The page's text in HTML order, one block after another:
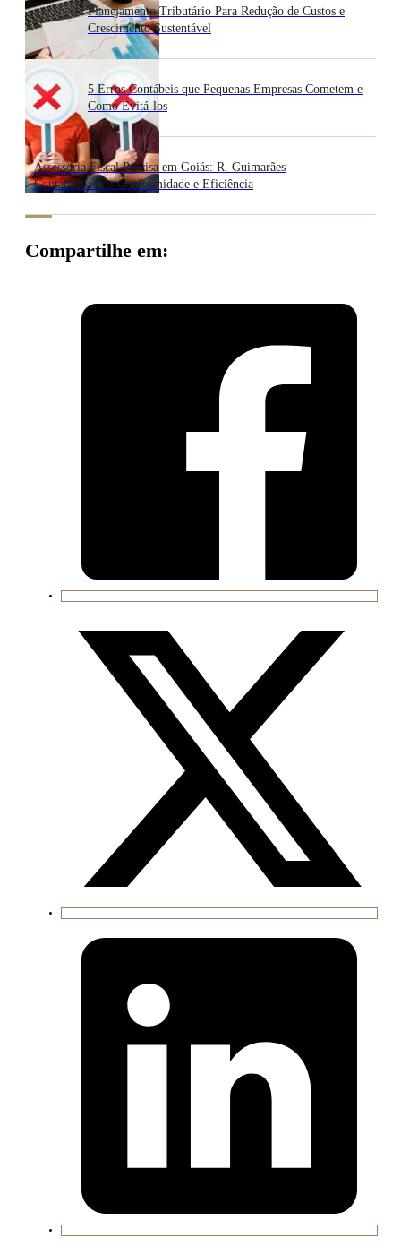
Planejamento Tributário Para Redução de Custos e
Crescimento Sustentável
5 Erros Contábeis que Pequenas Empresas Cometem e
Como Evitá-los
Assessoria Fiscal Precisa em Goiás: R. Guimarães
Contabilidade – Conformidade e Eficiência
Compartilhe em: